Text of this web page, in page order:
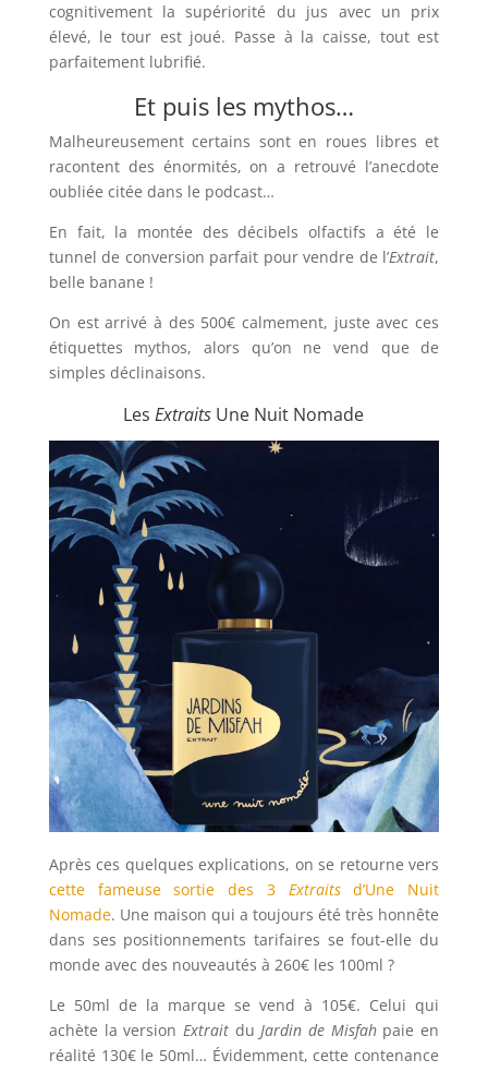
cognitivement la supériorité du jus avec un prix
élevé, le tour est joué. Passe à la caisse, tout est
parfaitement lubrifié.
Et puis les mythos…
Malheureusement certains sont en roues libres et
racontent des énormités, on a retrouvé l’anecdote
oubliée citée dans le podcast…
En fait, la montée des décibels olfactifs a été le
tunnel de conversion parfait pour vendre de l’Extrait,
belle banane !
On est arrivé à des 500€ calmement, juste avec ces
étiquettes mythos, alors qu’on ne vend que de
simples déclinaisons.
LesExtraits Une Nuit Nomade
Après ces quelques explications, on se retourne vers
cette fameuse sortie des 3 Extraitsd’Une Nuit
Nomade. Une maison qui a toujours été très honnête
dans ses positionnements tarifaires se fout-elle du
monde avec des nouveautés à 260€ les 100ml ?
Le 50ml de la marque se vend à 105€. Celui qui
achète la version Extraitdu Jardin de Misfahpaie en
réalité 130€ le 50ml… Évidemment, cette contenance